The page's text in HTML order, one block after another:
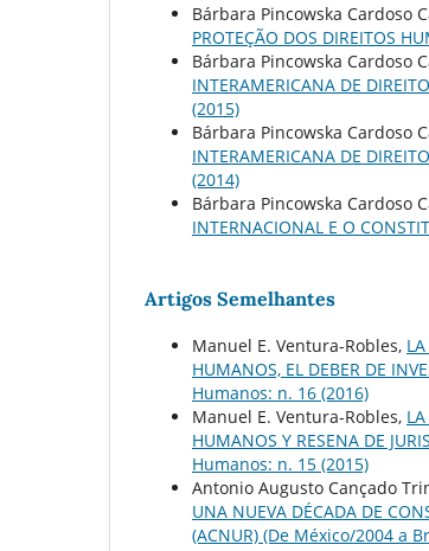
Bárbara Pincowska Cardoso
PROTEÇÃO DOS DIREITOS
Bárbara Pincowska Cardoso
INTERAMERICANA DE
(2015)
Bárbara Pincowska Cardoso
INTERAMERICANA DE
(2014)
Bárbara Pincowska Cardoso
INTERNACIONAL E O
Artigos Semelhantes
Manuel E. Ventura-Robles,
HUMANOS, EL DEBER DE
Humanos: n. 16 (2016)
Manuel E. Ventura-Robles,
HUMANOS Y RESENA DE
Humanos: n. 15 (2015)
Antonio Augusto Cançado
UNA NUEVA DÉCADA DE
(ACNUR) (De México/2004 a